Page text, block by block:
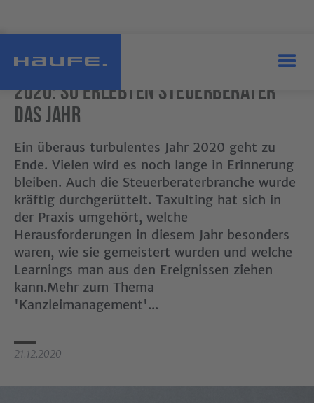
2020: So erlebten Steuerberater
das Jahr
Ein überaus turbulentes Jahr 2020 geht zu
Ende. Vielen wird es noch lange in Erinnerung
bleiben. Auch die Steuerberaterbranche wurde
kräftig durchgerüttelt. Taxulting hat sich in
der Praxis umgehört, welche
Herausforderungen in diesem Jahr besonders
waren, wie sie gemeistert wurden und welche
Learnings man aus den Ereignissen ziehen
kann.Mehr zum Thema
'Kanzleimanagement'...
21.12.2020